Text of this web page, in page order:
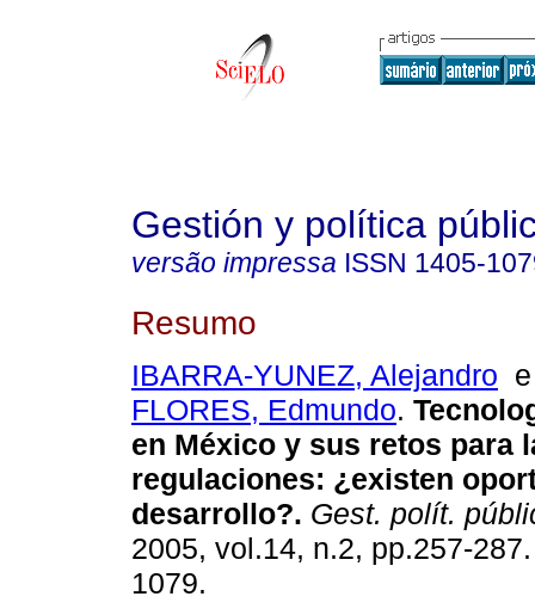
Gestión y política
versão impressa ISSN 1405-
Resumo
IBARRA-YUNEZ, Alejandro
FLORES, Edmundo.
en México y sus retos para
regulaciones: ¿existen
desarrollo?. Gest. polít.
2005, vol.14, n.2, pp.257-
1079.